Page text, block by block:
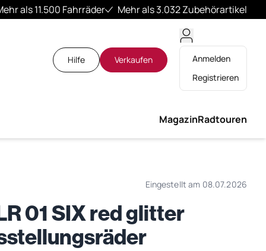
als 11.500 Fahrräder Mehr als 3.032 Zubehörartikel
Hilfe Verkaufen
Anmelden
Registrieren
MagazinRadtouren
Eingestellt am 08.07.2026
01 SIX red glitter